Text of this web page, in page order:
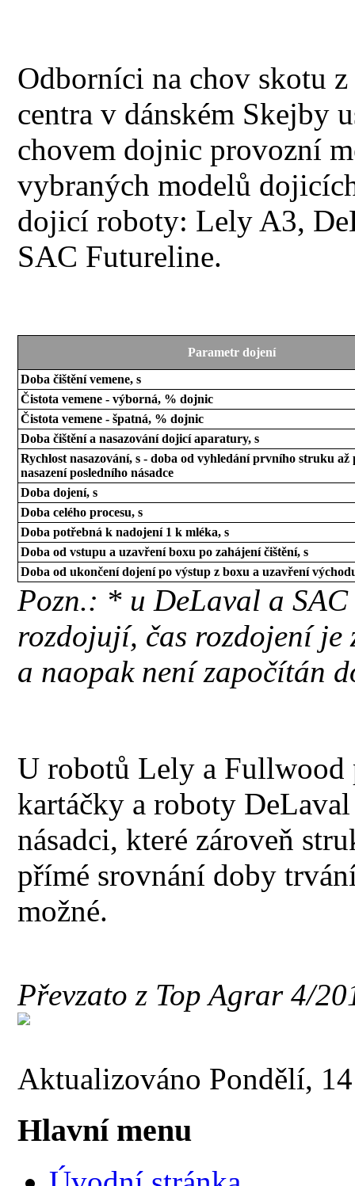
Odborníci na chov skotu
centra v dánském Skejby
chovem dojnic provozní
vybraných modelů
dojicí roboty: Lely A3,
SAC Futureline.
Parametr dojení
Doba čištění vemene, s
Čistota vemene - výborná, % dojnic
Čistota vemene - špatná, % dojnic
Doba čištění a nasazování dojicí aparatury, s
Rychlost nasazování, s - doba od vyhledání prvního struku až
nasazení posledního násadce
Doba dojení, s
Doba celého procesu, s
Doba potřebná k nadojení 1 k mléka, s
Doba od vstupu a uzavření boxu po zahájení čištění, s
Doba od ukončení dojení po výstup z boxu a uzavření
Pozn.: * u DeLaval a
rozdojují, čas rozdojení je
a naopak není započítán
U robotů Lely a
kartáčky a roboty
násadci, které zároveň
přímé srovnání doby
možné.
Převzato z Top Agrar 4/
Aktualizováno Pondělí,
Hlavní menu